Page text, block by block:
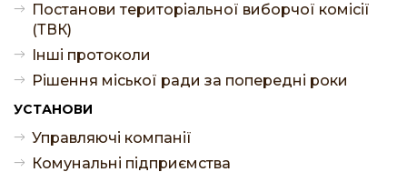
Постанови територіальної виборчої комісії
(ТВК)
Інші протоколи
Рішення міської ради за попередні роки
УСТАНОВИ
Управляючі компанії
Комунальні підприємства